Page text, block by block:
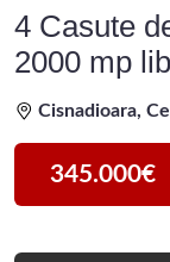
4 Casute
2000 mp
Cisnadioara,
345.000€